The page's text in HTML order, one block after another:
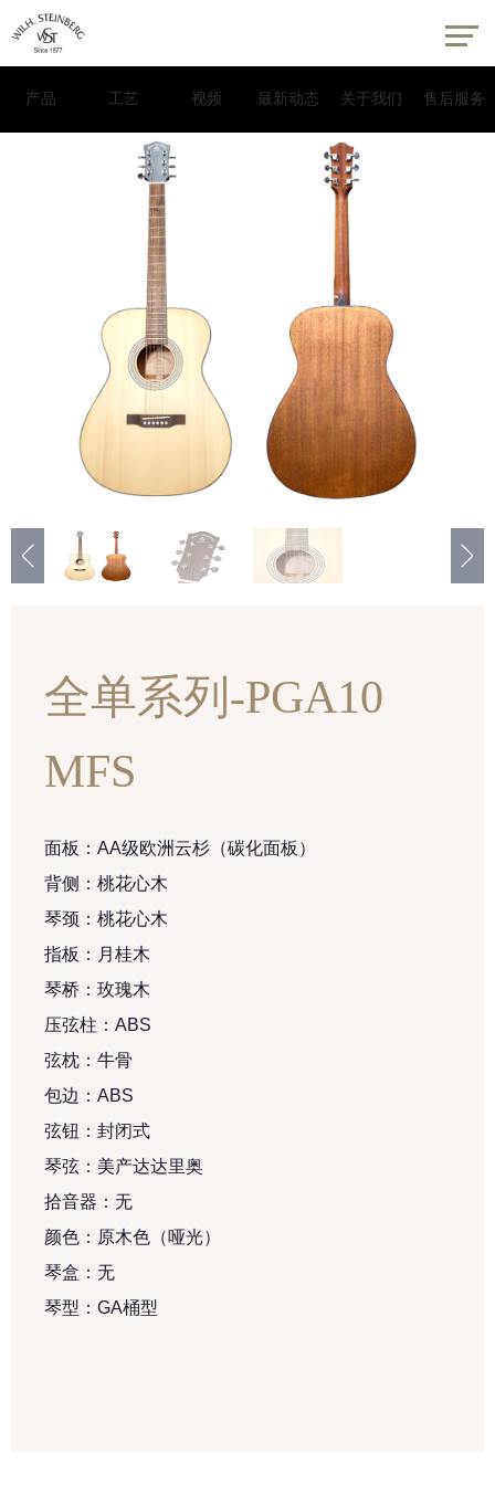
产品
Guitar吉他
工艺 视频 最新动态 关于我们 售后服务
全单系列-PGA10
MFS
面板：AA级欧洲云杉（碳化面板）
背侧：桃花心木
琴颈：桃花心木
指板：月桂木
琴桥：玫瑰木
压弦柱：ABS
弦枕：牛骨
包边：ABS
弦钮：封闭式
琴弦：美产达达里奥
拾音器：无
颜色：原木色（哑光）
琴盒：无
琴型：GA桶型